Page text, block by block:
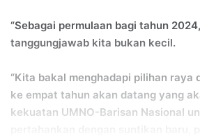
“Sebagai permulaan bagi tahun
tanggungjawab kita bukan kecil.
“Kita bakal menghadapi pilihan raya
ke empat tahun akan datang yang
kekuatan UMNO-Barisan Nasional